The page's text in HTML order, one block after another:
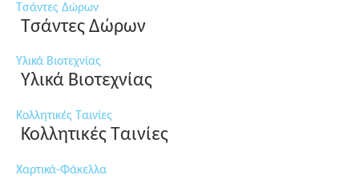
Τσάντες Δώρων
Τσάντες Δώρων
Υλικά Βιοτεχνίας
Υλικά Βιοτεχνίας
Κολλητικές Ταινίες
Κολλητικές Ταινίες
Χαρτικά-Φάκελλα